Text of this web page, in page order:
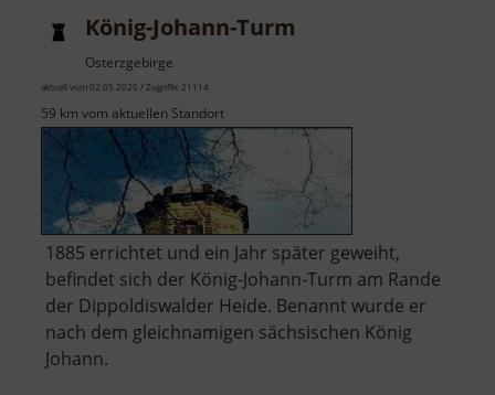
König-Johann-Turm
Osterzgebirge
aktuell vom 02.05.2025 / Zugriffe: 21114
59 km vom aktuellen Standort
1885 errichtet und ein Jahr später geweiht,
befindet sich der König-Johann-Turm am Rande
der Dippoldiswalder Heide. Benannt wurde er
nach dem gleichnamigen sächsischen König
Johann.